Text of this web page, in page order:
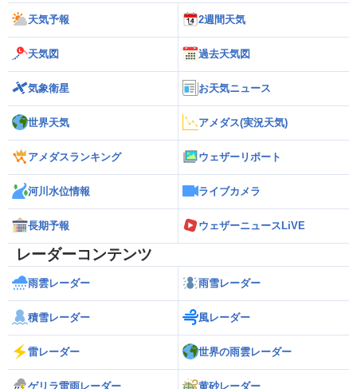
天気予報 2週間天気
天気図 過去天気図
気象衛星 お天気ニュース
世界天気 アメダス(実況天気)
アメダスランキング ウェザーリポート
河川水位情報 ライブカメラ
長期予報 ウェザーニュースLiVE
レーダーコンテンツ
雨雲レーダー 雨雪レーダー
積雪レーダー 風レーダー
雷レーダー 世界の雨雲レーダー
ゲリラ雷雨レーダー 黄砂レーダー